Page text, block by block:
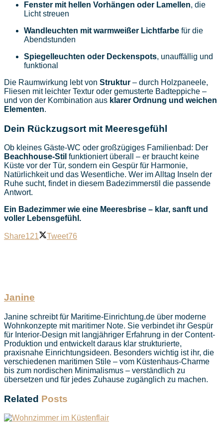
Fenster mit hellen Vorhängen oder Lamellen, die
Licht streuen
Wandleuchten mit warmweißer Lichtfarbe für die
Abendstunden
Spiegelleuchten oder Deckenspots, unauffällig und
funktional
Die Raumwirkung lebt von Struktur – durch Holzpaneele,
Fliesen mit leichter Textur oder gemusterte Badteppiche –
und von der Kombination aus klarer Ordnung und weichen
Elementen.
Dein Rückzugsort mit Meeresgefühl
Ob kleines Gäste-WC oder großzügiges Familienbad: Der
Beachhouse-Stil funktioniert überall – er braucht keine
Küste vor der Tür, sondern ein Gespür für Harmonie,
Natürlichkeit und das Wesentliche. Wer im Alltag Inseln der
Ruhe sucht, findet in diesem Badezimmerstil die passende
Antwort.
Ein Badezimmer wie eine Meeresbrise – klar, sanft und
voller Lebensgefühl.
Share121 Tweet76
Janine
Janine schreibt für Maritime-Einrichtung.de über moderne
Wohnkonzepte mit maritimer Note. Sie verbindet ihr Gespür
für Interior-Design mit langjähriger Erfahrung in der Content-
Produktion und entwickelt daraus klar strukturierte,
praxisnahe Einrichtungsideen. Besonders wichtig ist ihr, die
verschiedenen maritimen Stile – vom Küstenhaus-Charme
bis zum nordischen Minimalismus – verständlich zu
übersetzen und für jedes Zuhause zugänglich zu machen.
Related Posts